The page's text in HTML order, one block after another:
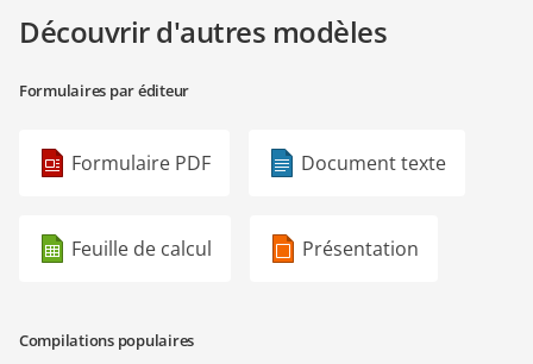
Découvrir d'autres modèles
Formulaires par éditeur
Formulaire PDF Document texte
Feuille de calcul Présentation
Compilations populaires